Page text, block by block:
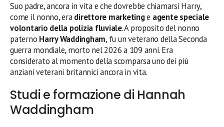
Suo padre, ancora in vita e che dovrebbe chiamarsi Harry,
come il nonno, eradirettore marketinge agente speciale
volontario della polizia fluviale. A proposito del nonno
paterno Harry Waddingham, fu un veterano della Seconda
guerra mondiale, morto nel 2026 a 109 anni. Era
considerato al momento della scomparsa uno dei più
anziani veterani britannici ancora in vita.
Studi e formazione di Hannah
Waddingham